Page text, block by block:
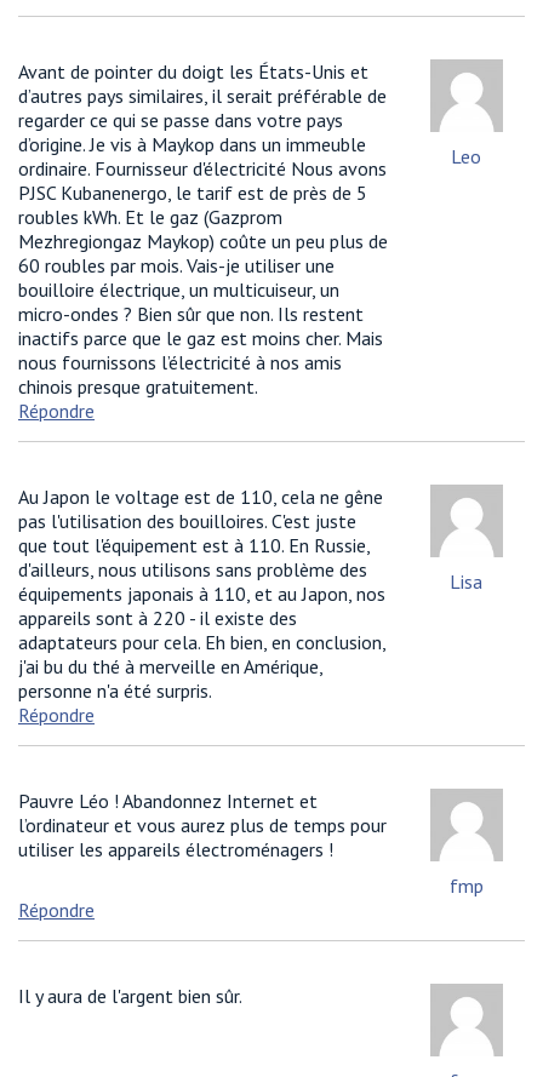
Avant de pointer du doigt les États-Unis et
d’autres pays similaires, il serait préférable de
regarder ce qui se passe dans votre pays
d’origine. Je vis à Maykop dans un immeuble
ordinaire. Fournisseur d'électricité Nous avons
PJSC Kubanenergo, le tarif est de près de 5
roubles kWh. Et le gaz (Gazprom
Mezhregiongaz Maykop) coûte un peu plus de
60 roubles par mois. Vais-je utiliser une
bouilloire électrique, un multicuiseur, un
micro-ondes ? Bien sûr que non. Ils restent
inactifs parce que le gaz est moins cher. Mais
nous fournissons l’électricité à nos amis
chinois presque gratuitement.
Leo
Répondre
Au Japon le voltage est de 110, cela ne gêne
pas l'utilisation des bouilloires. C'est juste
que tout l'équipement est à 110. En Russie,
d'ailleurs, nous utilisons sans problème des
équipements japonais à 110, et au Japon, nos
appareils sont à 220 - il existe des
adaptateurs pour cela. Eh bien, en conclusion,
j'ai bu du thé à merveille en Amérique,
personne n'a été surpris.
Lisa
Répondre
Pauvre Léo ! Abandonnez Internet et
l’ordinateur et vous aurez plus de temps pour
utiliser les appareils électroménagers !
fmp
Répondre
Il y aura de l'argent bien sûr.